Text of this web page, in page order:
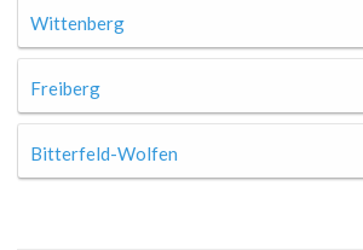
Wittenberg
Freiberg
Bitterfeld-Wolfen